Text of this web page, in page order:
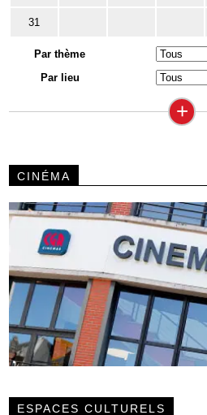
31
Par thème
Par lieu
+
CINÉMA
ESPACES CULTURELS